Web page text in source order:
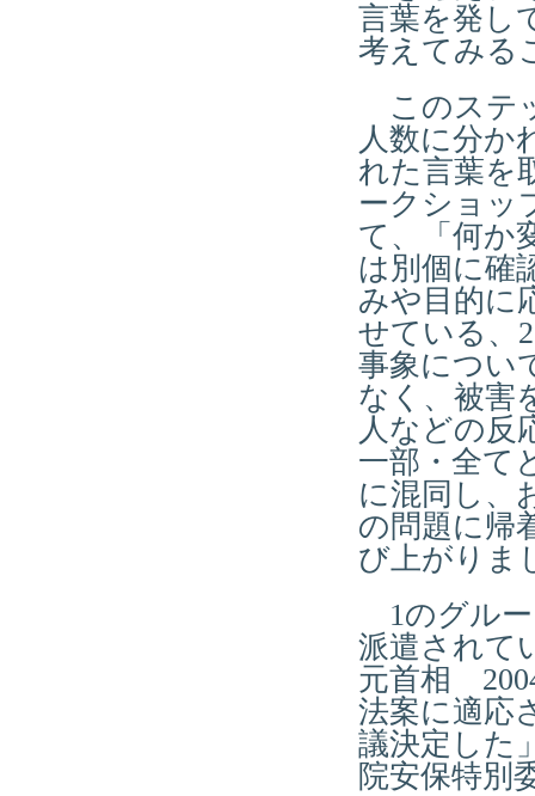
言葉を発し
考えてみる
このステ
人数に分か
れた言葉を
ークショッ
て、「何か
は別個に確
みや目的に
せている、
事象につい
なく、被害
人などの反
一部・全て
に混同し、
の問題に帰
び上がりま
1のグルー
派遣されて
元首相
法案に適応
議決定した
院安保特別